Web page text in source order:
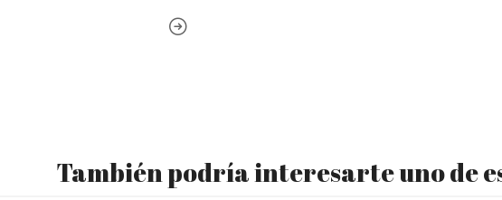
También podría interesarte uno de